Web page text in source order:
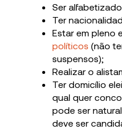
Ser
Ter
Estar em pleno
políticos (não
suspensos);
Realizar o
Ter domicílio
qual quer
pode ser
deve ser